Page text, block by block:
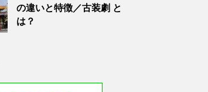
の違いと特徴／古装劇 と
は？